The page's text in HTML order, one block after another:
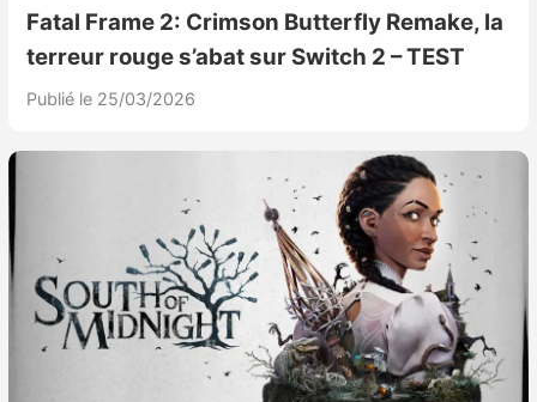
Fatal Frame 2: Crimson Butterfly Remake, la
terreur rouge s’abat sur Switch 2 – TEST
Publié le 25/03/2026